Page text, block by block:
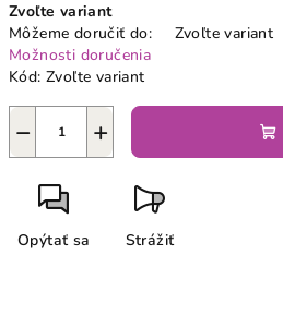
cena:
Zvoľte variant
Môžeme doručiť do:
Zvoľte variant
Možnosti doručenia
Kód: Zvoľte variant
+
−
Opýtať sa Strážiť